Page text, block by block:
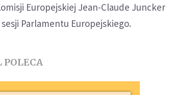
Europejskiej Jean-Claude Juncker
Parlamentu Europejskiego.
POLECA